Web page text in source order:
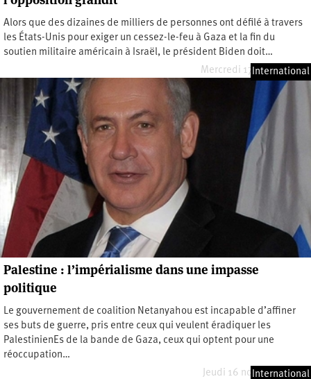
Alors que des dizaines de milliers de personnes ont défilé à travers
les États-Unis pour exiger un cessez-le-feu à Gaza et la fin du
soutien militaire américain à Israël, le président Biden doit…
Mercredi 17 janvier 2024
International
Palestine : l’impérialisme dans une impasse
politique
Le gouvernement de coalition Netanyahou est incapable d’affiner
ses buts de guerre, pris entre ceux qui veulent éradiquer les
PalestinienEs de la bande de Gaza, ceux qui optent pour une
réoccupation…
Jeudi 16 novembre 2023
International